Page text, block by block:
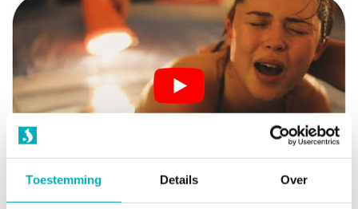
Toestemming Details Over